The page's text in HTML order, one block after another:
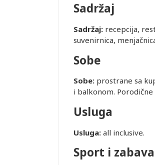
Sadržaj
Sadržaj: recepcija,
suvenirnica,
Sobe
Sobe: prostrane sa
i balkonom.
Usluga
Usluga: all inclusive.
Sport i zabava